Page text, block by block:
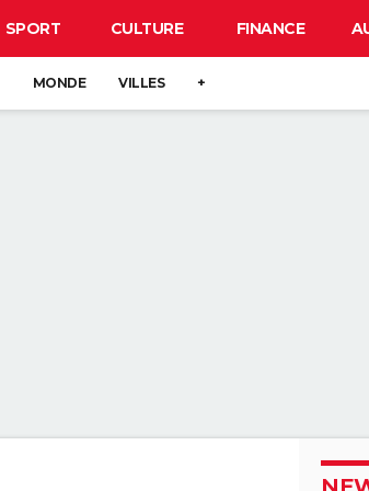
SPORT CULTURE FINANCE
MONDE VILLES +